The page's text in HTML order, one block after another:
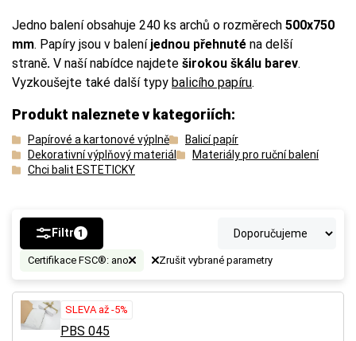
Jedno balení obsahuje 240 ks archů o rozměrech 500x750
mm. Papíry jsou v balení jednou přehnuté na delší
straně. V naší nabídce najdete širokou škálu barev.
Vyzkoušejte také další typy balicího papíru.
Produkt naleznete v kategoriích:
Papírové a kartonové výplně
Balicí papír
Dekorativní výplňový materiál
Materiály pro ruční balení
Chci balit ESTETICKY
Filtr 1
Certifikace FSC®: ano Zrušit vybrané parametry
SLEVA až -5%
PBS 045